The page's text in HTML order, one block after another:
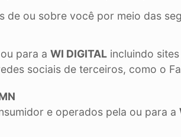
de ou sobre você por meio das
para aWI DIGITAL incluindo
sociais de terceiros, como o
e operados pela ou para a